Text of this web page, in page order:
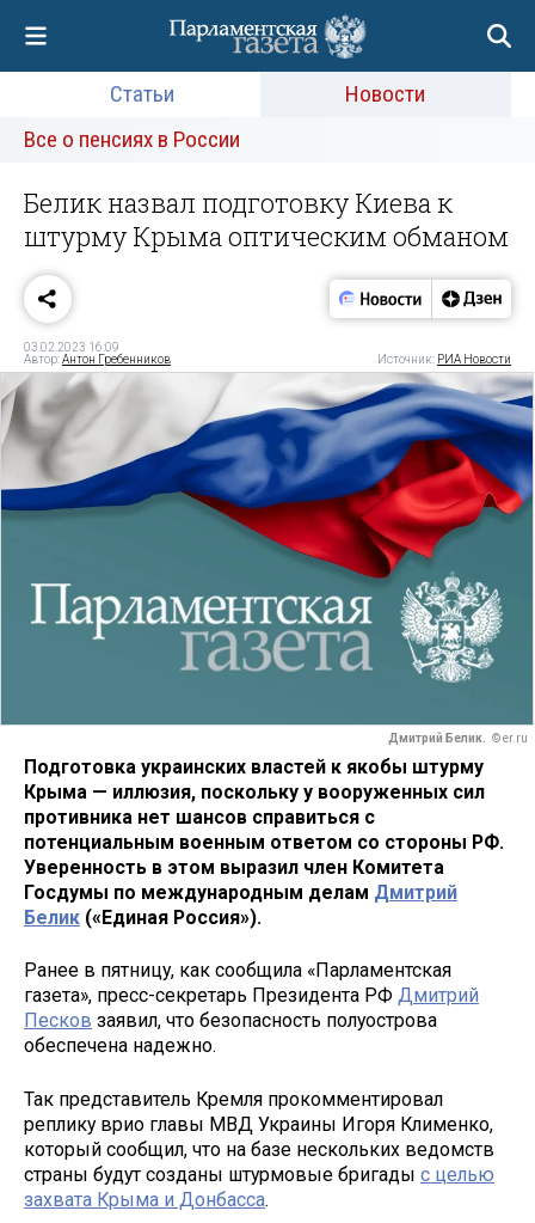
Статьи
Новости
Все о пенсиях в России
Белик назвал подготовку Киева к
штурму Крыма оптическим обманом
03.02.2023 16:09
Автор:Антон Гребенников Источник: РИА Новости
Дмитрий Белик. © er.ru
Подготовка украинских властей к якобы штурму
Крыма — иллюзия, поскольку у вооруженных сил
противника нет шансов справиться с
потенциальным военным ответом со стороны РФ.
Уверенность в этом выразил член Комитета
Госдумы по международным делам Дмитрий
Белик («Единая Россия»).
Ранее в пятницу, как сообщила «Парламентская
газета», пресс-секретарь Президента РФ Дмитрий
Песков заявил, что безопасность полуострова
обеспечена надежно.
Так представитель Кремля прокомментировал
реплику врио главы МВД Украины Игоря Клименко,
который сообщил, что на базе нескольких ведомств
страны будут созданы штурмовые бригады с целью
захвата Крыма и Донбасса.